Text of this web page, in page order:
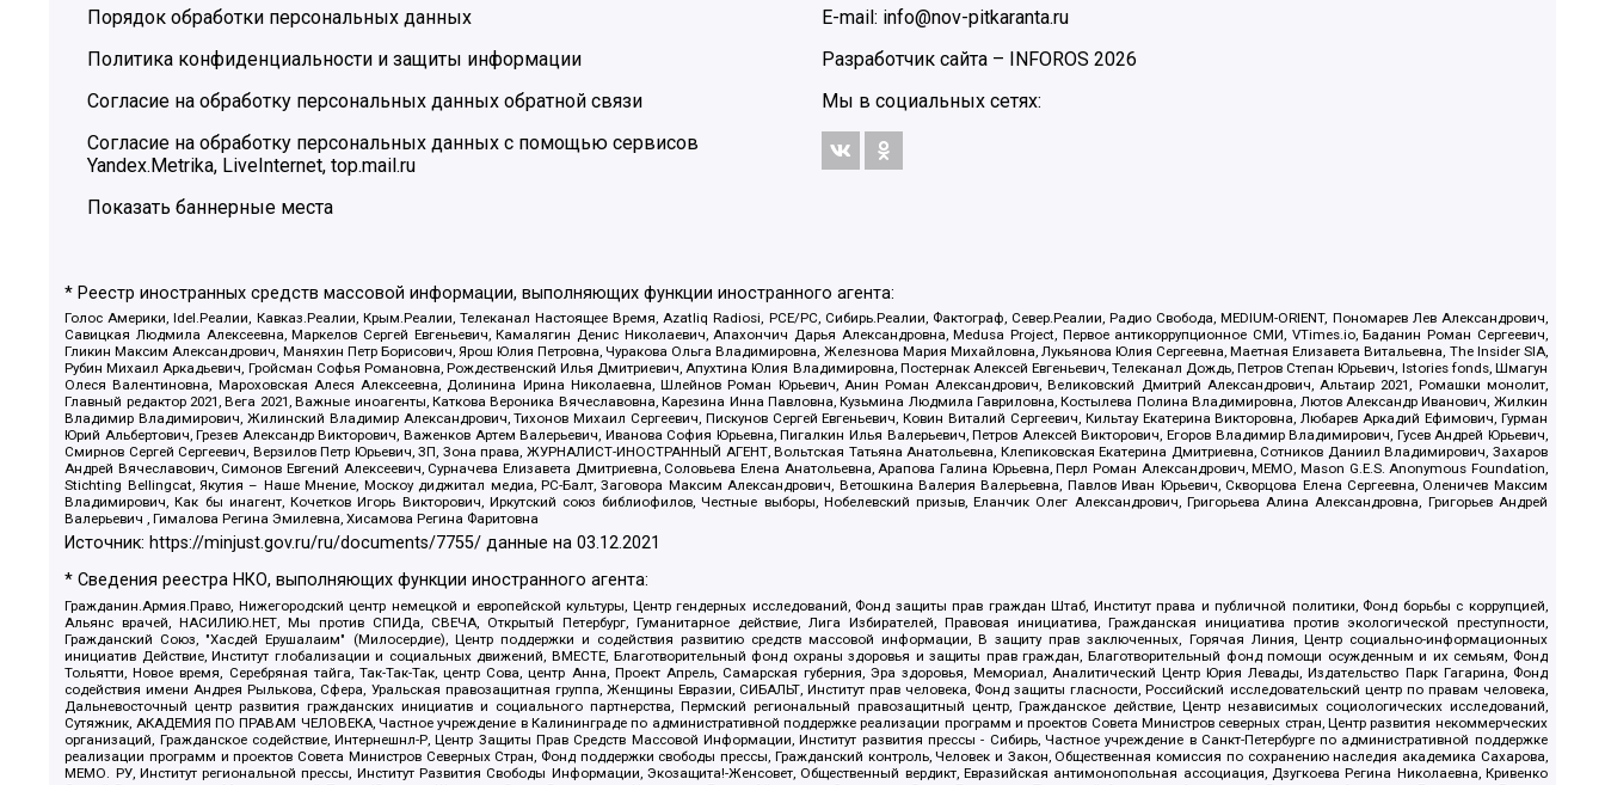
Порядок обработки персональных данных
Политика конфиденциальности и защиты информации
Согласие на обработку персональных данных обратной связи
Согласие на обработку персональных данных с помощью сервисов
Yandex.Metrika, LiveInternet, top.mail.ru
Показать баннерные места
E-mail: info@nov-pitkaranta.ru
Разработчик сайта – INFOROS 2026
Мы в социальных сетях:
* Реестр иностранных средств массовой информации, выполняющих функции иностранного агента:
Голос Америки, Idel.Реалии, Кавказ.Реалии, Крым.Реалии, Телеканал Настоящее Время, Azatliq Radiosi, PCE/PC, Сибирь.Реалии, Фактограф, Север.Реалии, Радио Свобода, MEDIUM-ORIENT, Пономарев Лев Александрович,
Савицкая Людмила Алексеевна, Маркелов Сергей Евгеньевич, Камалягин Денис Николаевич, Апахончич Дарья Александровна, Medusa Project, Первое антикоррупционное СМИ, VTimes.io, Баданин Роман Сергеевич,
Гликин Максим Александрович, Маняхин Петр Борисович, Ярош Юлия Петровна, Чуракова Ольга Владимировна, Железнова Мария Михайловна, Лукьянова Юлия Сергеевна, Маетная Елизавета Витальевна, The Insider SIA,
Рубин Михаил Аркадьевич, Гройсман Софья Романовна, Рождественский Илья Дмитриевич, Апухтина Юлия Владимировна, Постернак Алексей Евгеньевич, Телеканал Дождь, Петров Степан Юрьевич, Istories fonds, Шмагун
Олеся Валентиновна, Мароховская Алеся Алексеевна, Долинина Ирина Николаевна, Шлейнов Роман Юрьевич, Анин Роман Александрович, Великовский Дмитрий Александрович, Альтаир 2021, Ромашки монолит,
Главный редактор 2021, Вега 2021, Важные иноагенты, Каткова Вероника Вячеславовна, Карезина Инна Павловна, Кузьмина Людмила Гавриловна, Костылева Полина Владимировна, Лютов Александр Иванович, Жилкин
Владимир Владимирович, Жилинский Владимир Александрович, Тихонов Михаил Сергеевич, Пискунов Сергей Евгеньевич, Ковин Виталий Сергеевич, Кильтау Екатерина Викторовна, Любарев Аркадий Ефимович, Гурман
Юрий Альбертович, Грезев Александр Викторович, Важенков Артем Валерьевич, Иванова София Юрьевна, Пигалкин Илья Валерьевич, Петров Алексей Викторович, Егоров Владимир Владимирович, Гусев Андрей Юрьевич,
Смирнов Сергей Сергеевич, Верзилов Петр Юрьевич, ЗП, Зона права, ЖУРНАЛИСТ-ИНОСТРАННЫЙ АГЕНТ, Вольтская Татьяна Анатольевна, Клепиковская Екатерина Дмитриевна, Сотников Даниил Владимирович, Захаров
Андрей Вячеславович, Симонов Евгений Алексеевич, Сурначева Елизавета Дмитриевна, Соловьева Елена Анатольевна, Арапова Галина Юрьевна, Перл Роман Александрович, МЕМО, Mason G.E.S. Anonymous Foundation,
Stichting Bellingcat, Якутия – Наше Мнение, Москоу диджитал медиа, РС-Балт, Заговора Максим Александрович, Ветошкина Валерия Валерьевна, Павлов Иван Юрьевич, Скворцова Елена Сергеевна, Оленичев Максим
Владимирович, Как бы инагент, Кочетков Игорь Викторович, Иркутский союз библиофилов, Честные выборы, Нобелевский призыв, Еланчик Олег Александрович, Григорьева Алина Александровна, Григорьев Андрей
Валерьевич , Гималова Регина Эмилевна, Хисамова Регина Фаритовна
Источник: https://minjust.gov.ru/ru/documents/7755/ данные на03.12.2021
* Сведения реестра НКО, выполняющих функции иностранного агента:
Гражданин.Армия.Право, Нижегородский центр немецкой и европейской культуры, Центр гендерных исследований, Фонд защиты прав граждан Штаб, Институт права и публичной политики, Фонд борьбы с коррупцией,
Альянс врачей, НАСИЛИЮ.НЕТ, Мы против СПИДа, СВЕЧА, Открытый Петербург, Гуманитарное действие, Лига Избирателей, Правовая инициатива, Гражданская инициатива против экологической преступности,
Гражданский Союз, "Хасдей Ерушалаим" (Милосердие), Центр поддержки и содействия развитию средств массовой информации, В защиту прав заключенных, Горячая Линия, Центр социально-информационных
инициатив Действие, Институт глобализации и социальных движений, ВМЕСТЕ, Благотворительный фонд охраны здоровья и защиты прав граждан, Благотворительный фонд помощи осужденным и их семьям, Фонд
Тольятти, Новое время, Серебряная тайга, Так-Так-Так, центр Сова, центр Анна, Проект Апрель, Самарская губерния, Эра здоровья, Мемориал, Аналитический Центр Юрия Левады, Издательство Парк Гагарина, Фонд
содействия имени Андрея Рылькова, Сфера, Уральская правозащитная группа, Женщины Евразии, СИБАЛЬТ, Институт прав человека, Фонд защиты гласности, Российский исследовательский центр по правам человека,
Дальневосточный центр развития гражданских инициатив и социального партнерства, Пермский региональный правозащитный центр, Гражданское действие, Центр независимых социологических исследований,
Сутяжник, АКАДЕМИЯ ПО ПРАВАМ ЧЕЛОВЕКА, Частное учреждение в Калининграде по административной поддержке реализации программ и проектов Совета Министров северных стран, Центр развития некоммерческих
организаций, Гражданское содействие, Интернешнл-Р, Центр Защиты Прав Средств Массовой Информации, Институт развития прессы - Сибирь, Частное учреждение в Санкт-Петербурге по административной поддержке
реализации программ и проектов Совета Министров Северных Стран, Фонд поддержки свободы прессы, Гражданский контроль, Человек и Закон, Общественная комиссия по сохранению наследия академика Сахарова,
МЕМО. РУ, Институт региональной прессы, Институт Развития Свободы Информации, Экозащита!-Женсовет, Общественный вердикт, Евразийская антимонопольная ассоциация, Дзугкоева Регина Николаевна, Кривенко